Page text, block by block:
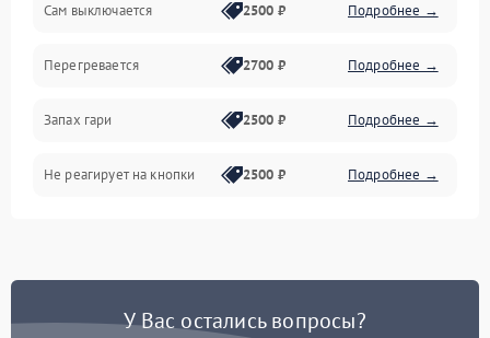
Сам выключается 2500 ₽ Подробнее →
Перегревается 2700 ₽ Подробнее →
Запах гари 2500 ₽ Подробнее →
Не реагирует на кнопки 2500 ₽ Подробнее →
У Вас остались вопросы?